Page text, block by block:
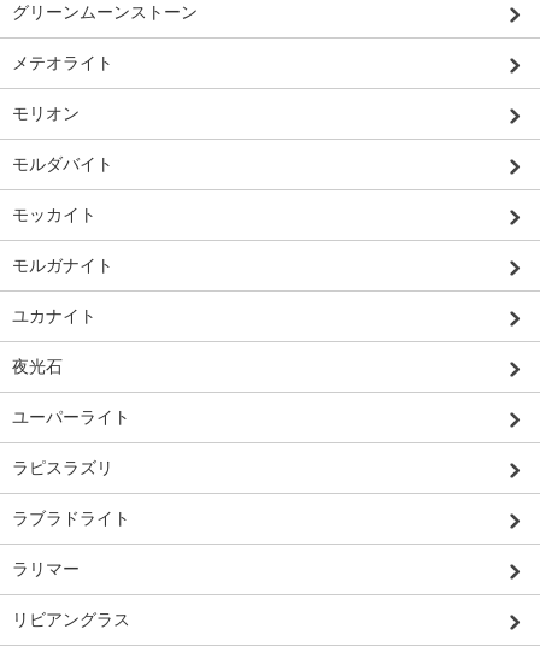
グリーンムーンストーン
メテオライト
モリオン
モルダバイト
モッカイト
モルガナイト
ユカナイト
夜光石
ユーパーライト
ラピスラズリ
ラブラドライト
ラリマー
リビアングラス